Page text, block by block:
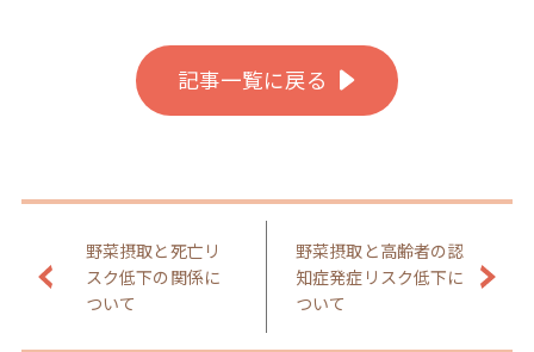
記事一覧に戻る
野菜摂取と死亡リ
スク低下の関係に
ついて
野菜摂取と高齢者の認
知症発症リスク低下に
ついて